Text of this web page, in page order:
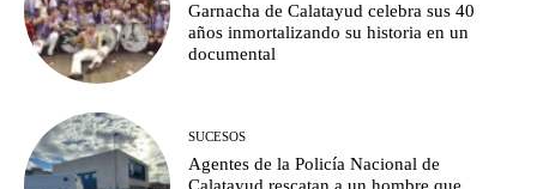
Garnacha de Calatayud celebra sus 40
años inmortalizando su historia en un
documental
SUCESOS
Agentes de la Policía Nacional de